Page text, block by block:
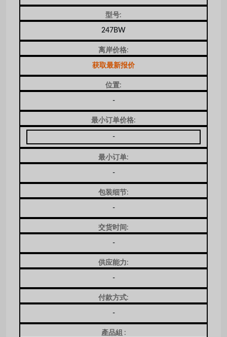
型号:
247BW
离岸价格:
获取最新报价
位置:
-
最小订单价格:
-
最小订单:
-
包装细节:
-
交货时间:
-
供应能力:
-
付款方式:
-
產品組 :